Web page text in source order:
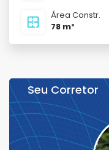
Área Constr.
78 m²
Seu Corretor